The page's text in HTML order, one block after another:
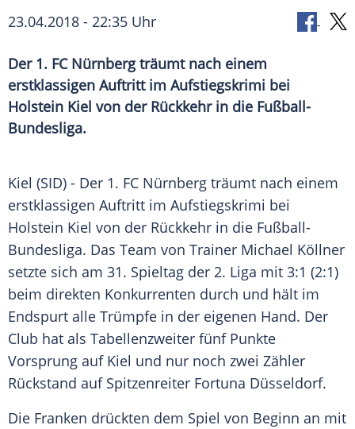
23.04.2018 - 22:35 Uhr
Der 1. FC Nürnberg träumt nach einem
erstklassigen Auftritt im Aufstiegskrimi bei
Holstein Kiel von der Rückkehr in die Fußball-
Bundesliga.
Kiel (SID) - Der 1. FC Nürnberg träumt nach einem
erstklassigen Auftritt im Aufstiegskrimi bei
Holstein Kiel von der Rückkehr in die Fußball-
Bundesliga. Das Team von Trainer Michael Köllner
setzte sich am 31. Spieltag der 2. Liga mit 3:1 (2:1)
beim direkten Konkurrenten durch und hält im
Endspurt alle Trümpfe in der eigenen Hand. Der
Club hat als Tabellenzweiter fünf Punkte
Vorsprung auf Kiel und nur noch zwei Zähler
Rückstand auf Spitzenreiter Fortuna Düsseldorf.
Die Franken drückten dem Spiel von Beginn an mit